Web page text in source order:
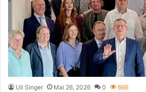
Uli Singer Mai 26, 2026 0 666